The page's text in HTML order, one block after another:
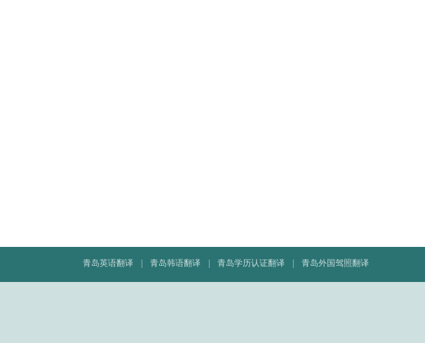
青岛英语翻译 青岛韩语翻译 青岛学历认证翻译 青岛外国驾照翻译